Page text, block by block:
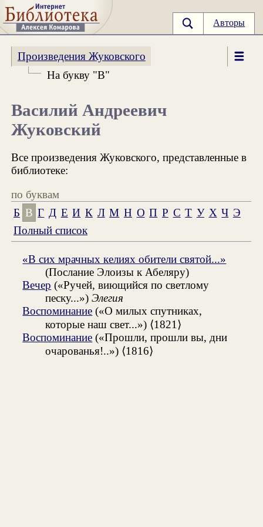
Авторы
Произведения Жуковского
На букву "В"
Василий Андреевич
Жуковский
Все произведения Жуковского, представленные в
библиотеке:
по буквам
Б В Г Д Е И К Л М Н О П Р С Т У Х Ч Э
Полный список
«В сих мрачных келиях обители святой...»
(Послание Элоизы к Абеляру)
Вечер («Ручей, виющийся по светлому
песку...») Элегия
Воспоминание («О милых спутниках,
которые наш свет...») ⟨1821⟩
Воспоминание («Прошли, прошли вы, дни
очарованья!..») ⟨1816⟩